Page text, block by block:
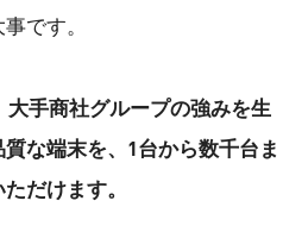
です。
大手商社グループの強みを生
な端末を、1台から数千台ま
だけます。